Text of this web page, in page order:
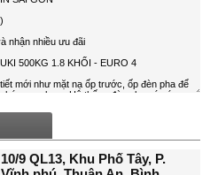
10/9 QL13, Khu Phố Tây, P.